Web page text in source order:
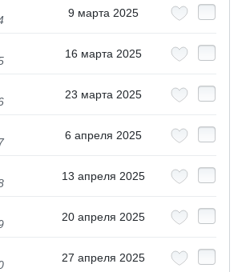
9 марта 2025
16 марта 2025
23 марта 2025
6 апреля 2025
13 апреля 2025
20 апреля 2025
27 апреля 2025